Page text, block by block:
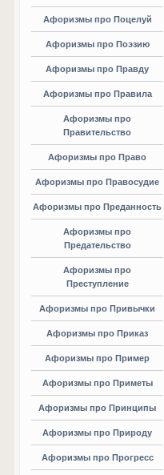
Афоризмы про Поцелуй
Афоризмы про Поэзию
Афоризмы про Правду
Афоризмы про Правила
Афоризмы про
Правительство
Афоризмы про Право
Афоризмы про Правосудие
Афоризмы про Преданность
Афоризмы про
Предательство
Афоризмы про
Преступление
Афоризмы про Привычки
Афоризмы про Приказ
Афоризмы про Пример
Афоризмы про Приметы
Афоризмы про Принципы
Афоризмы про Природу
Афоризмы про Прогресс